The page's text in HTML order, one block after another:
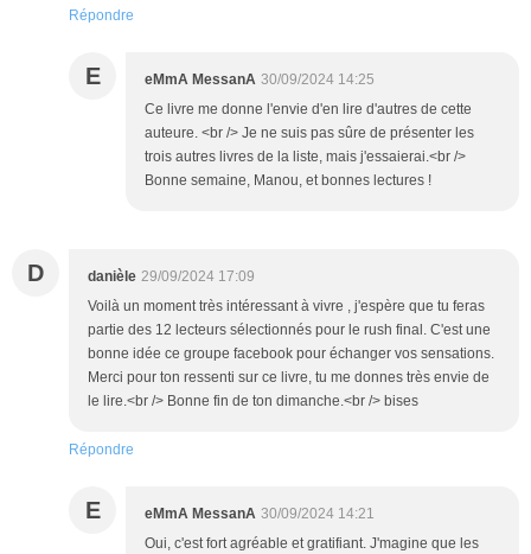
Répondre
E eMmA MessanA 30/09/2024 14:25
Ce livre me donne l'envie d'en lire d'autres de cette
auteure. <br /> Je ne suis pas sûre de présenter les
trois autres livres de la liste, mais j'essaierai.<br />
Bonne semaine, Manou, et bonnes lectures !
D danièle 29/09/2024 17:09
Voilà un moment très intéressant à vivre , j'espère que tu feras
partie des 12 lecteurs sélectionnés pour le rush final. C'est une
bonne idée ce groupe facebook pour échanger vos sensations.
Merci pour ton ressenti sur ce livre, tu me donnes très envie de
le lire.<br /> Bonne fin de ton dimanche.<br /> bises
Répondre
E eMmA MessanA 30/09/2024 14:21
Oui, c'est fort agréable et gratifiant. J'magine que les